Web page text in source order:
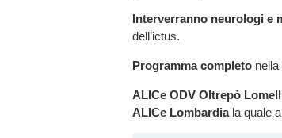
Interverranno neurologi e
dell’ictus.
Programma completo
ALICe ODV Oltrepò
ALICe Lombardia la quale